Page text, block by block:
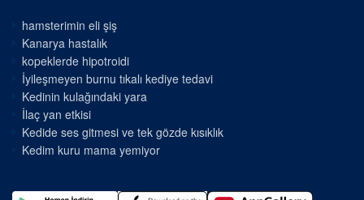
hamsterimin eli şiş
Kanarya hastalık
kopeklerde hipotroidi
İyileşmeyen burnu tıkalı kediye tedavi
Kedinin kulağındaki yara
İlaç yan etkisi
Kedide ses gitmesi ve tek gözde kısıklık
Kedim kuru mama yemiyor